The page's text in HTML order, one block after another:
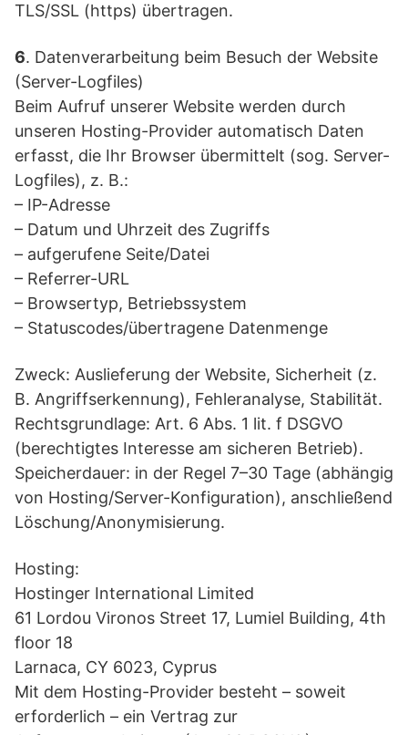
TLS/SSL (https) übertragen.
6. Datenverarbeitung beim Besuch der Website
(Server-Logfiles)
Beim Aufruf unserer Website werden durch
unseren Hosting-Provider automatisch Daten
erfasst, die Ihr Browser übermittelt (sog. Server-
Logfiles), z. B.:
– IP-Adresse
– Datum und Uhrzeit des Zugriffs
– aufgerufene Seite/Datei
– Referrer-URL
– Browsertyp, Betriebssystem
– Statuscodes/übertragene Datenmenge
Zweck: Auslieferung der Website, Sicherheit (z.
B. Angriffserkennung), Fehleranalyse, Stabilität.
Rechtsgrundlage: Art. 6 Abs. 1 lit. f DSGVO
(berechtigtes Interesse am sicheren Betrieb).
Speicherdauer: in der Regel 7–30 Tage (abhängig
von Hosting/Server-Konfiguration), anschließend
Löschung/Anonymisierung.
Hosting:
Hostinger International Limited
61 Lordou Vironos Street 17, Lumiel Building, 4th
floor 18
Larnaca, CY 6023, Cyprus
Mit dem Hosting-Provider besteht – soweit
erforderlich – ein Vertrag zur